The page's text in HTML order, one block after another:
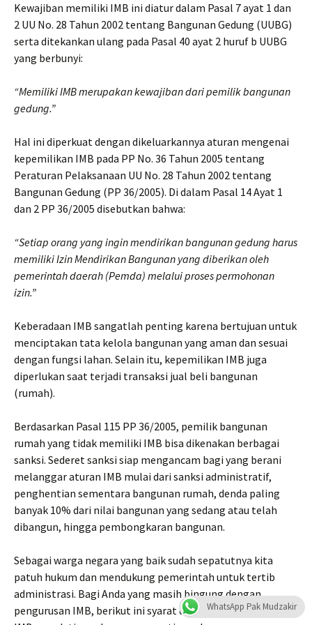
Kewajiban memiliki IMB ini diatur dalam Pasal 7 ayat 1 dan
2 UU No. 28 Tahun 2002 tentang Bangunan Gedung (UUBG)
serta ditekankan ulang pada Pasal 40 ayat 2 huruf b UUBG
yang berbunyi:
“Memiliki IMB merupakan kewajiban dari pemilik bangunan
gedung.”
Hal ini diperkuat dengan dikeluarkannya aturan mengenai
kepemilikan IMB pada PP No. 36 Tahun 2005 tentang
Peraturan Pelaksanaan UU No. 28 Tahun 2002 tentang
Bangunan Gedung (PP 36/2005). Di dalam Pasal 14 Ayat 1
dan 2 PP 36/2005 disebutkan bahwa:
“Setiap orang yang ingin mendirikan bangunan gedung harus
memiliki Izin Mendirikan Bangunan yang diberikan oleh
pemerintah daerah (Pemda) melalui proses permohonan
izin.”
Keberadaan IMB sangatlah penting karena bertujuan untuk
menciptakan tata kelola bangunan yang aman dan sesuai
dengan fungsi lahan. Selain itu, kepemilikan IMB juga
diperlukan saat terjadi transaksi jual beli bangunan
(rumah).
Berdasarkan Pasal 115 PP 36/2005, pemilik bangunan
rumah yang tidak memiliki IMB bisa dikenakan berbagai
sanksi. Sederet sanksi siap mengancam bagi yang berani
melanggar aturan IMB mulai dari sanksi administratif,
penghentian sementara bangunan rumah, denda paling
banyak 10% dari nilai bangunan yang sedang atau telah
dibangun, hingga pembongkaran bangunan.
Sebagai warga negara yang baik sudah sepatutnya kita
patuh hukum dan mendukung pemerintah untuk tertib
administrasi. Bagi Anda yang masih bingung dengan
pengurusan IMB, berikut ini syarat dan tata cara mengurus
WhatsApp Pak Mudzakir